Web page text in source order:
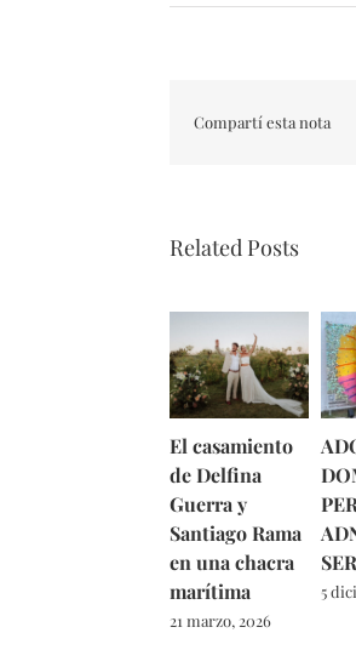
Compartí esta nota
Related Posts
El casamiento
de Delfina
Guerra y
Santiago Rama
en una chacra
marítima
21 marzo, 2026
5